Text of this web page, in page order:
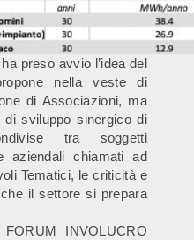
preso avvio l’idea del
nella veste di
di Associazioni, ma
sviluppo sinergico di
tra soggetti
aziendali chiamati ad
Tematici, le criticità e
il settore si prepara
INVOLUCRO